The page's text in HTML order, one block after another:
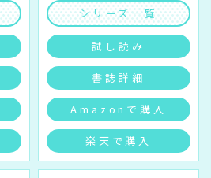
シリーズ一覧
試し読み
書誌詳細
Amazonで購入
楽天で購入